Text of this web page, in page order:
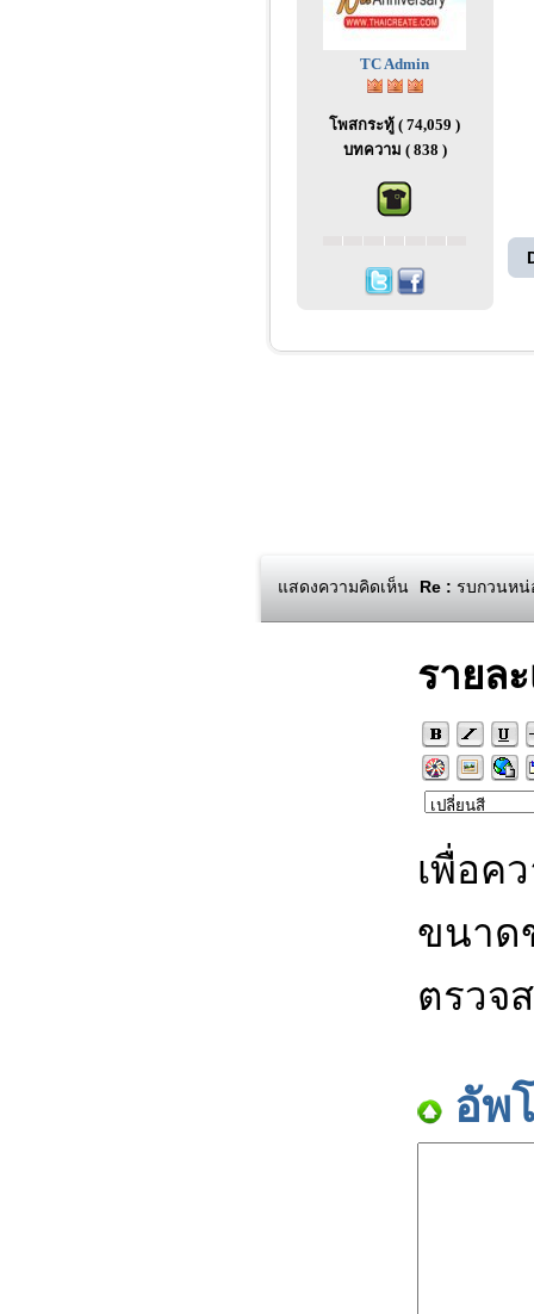
TC Admin
โพสกระทู้ ( 74,059 )
บทความ ( 838 )
แสดงความคิดเห็น Re : รบกวนหน่
รายล
เพื่อค
ขนาด
ตรวจ
อัพ